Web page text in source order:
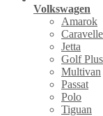
Volkswagen
Amarok
Caravelle
Jetta
Golf Plus
Multivan
Passat
Polo
Tiguan